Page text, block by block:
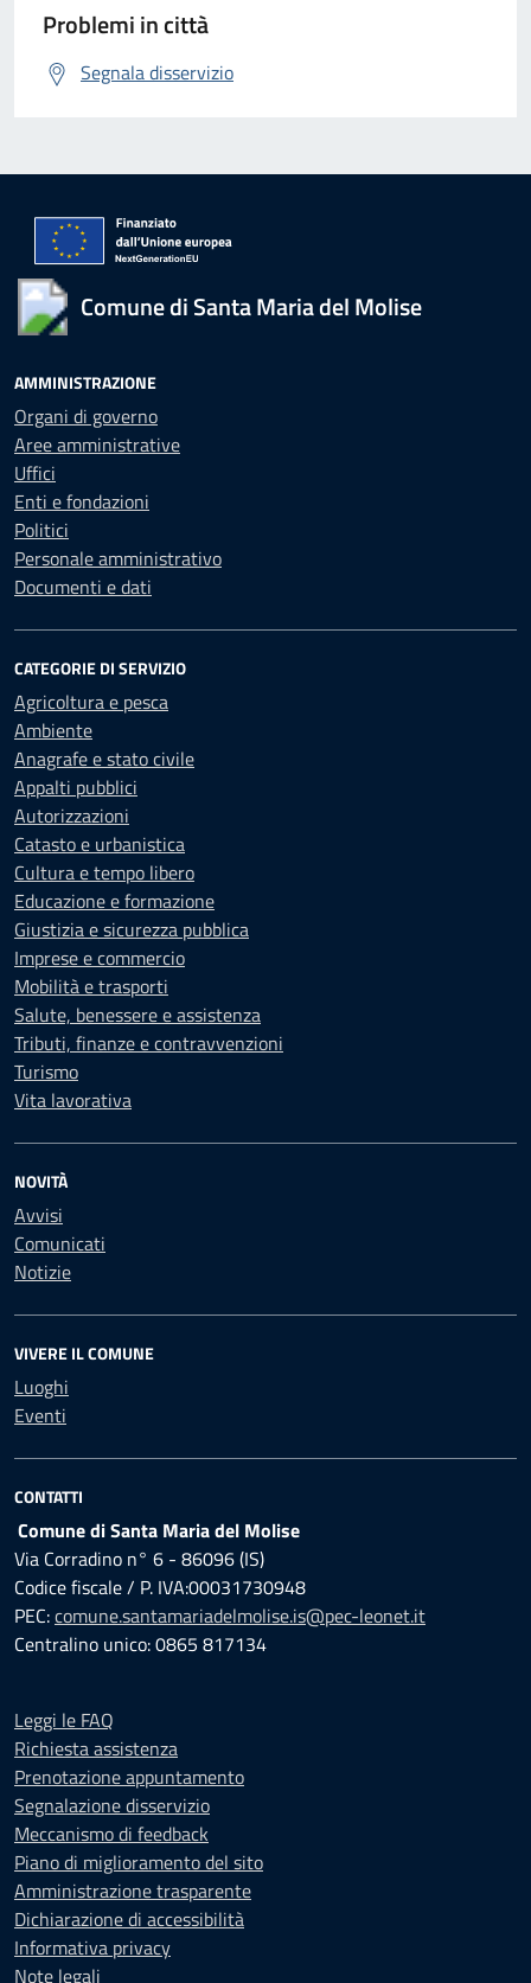
Problemi in città
Segnala disservizio
Comune di Santa Maria del Molise
AMMINISTRAZIONE
Organi di governo
Aree amministrative
Uffici
Enti e fondazioni
Politici
Personale amministrativo
Documenti e dati
CATEGORIE DI SERVIZIO
Agricoltura e pesca
Ambiente
Anagrafe e stato civile
Appalti pubblici
Autorizzazioni
Catasto e urbanistica
Cultura e tempo libero
Educazione e formazione
Giustizia e sicurezza pubblica
Imprese e commercio
Mobilità e trasporti
Salute, benessere e assistenza
Tributi, finanze e contravvenzioni
Turismo
Vita lavorativa
NOVITÀ
Avvisi
Comunicati
Notizie
VIVERE IL COMUNE
Luoghi
Eventi
CONTATTI
Comune di Santa Maria del Molise
Via Corradino n° 6 - 86096 (IS)
Codice fiscale / P. IVA:00031730948
PEC:comune.santamariadelmolise.is@pec-leonet.it
Centralino unico: 0865 817134
Leggi le FAQ
Richiesta assistenza
Prenotazione appuntamento
Segnalazione disservizio
Meccanismo di feedback
Piano di miglioramento del sito
Amministrazione trasparente
Dichiarazione di accessibilità
Informativa privacy
Note legali